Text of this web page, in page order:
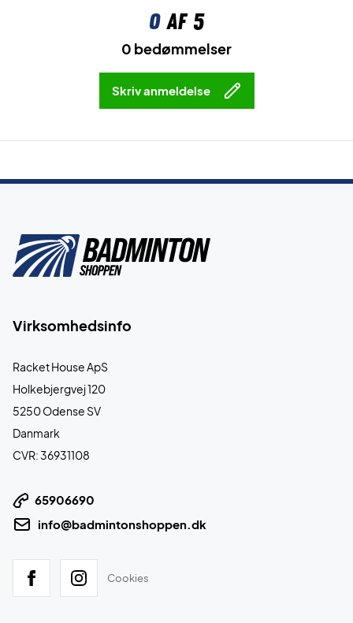
0af 5
0 bedømmelser
Skriv anmeldelse
Virksomhedsinfo
Racket House ApS
Holkebjergvej 120
5250 Odense SV
Danmark
CVR: 36931108
65906690
info@badmintonshoppen.dk
Cookies